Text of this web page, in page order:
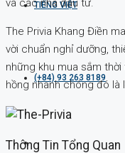
TIẾNG VIỆT
(+84) 93 263 8189
The Privia Khang Điền
vời chuẩn nghỉ dưỡng,
những khu mua sắm
hồng nhanh chóng đó là
Thông Tin Tổng Quan